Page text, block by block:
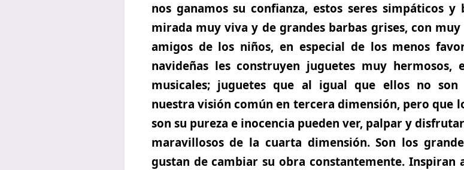
nos ganamos su confianza, estos seres simpáticos y
mirada muy viva y de grandes barbas grises, con
amigos de los niños, en especial de los menos
navideñas les construyen juguetes muy hermosos,
musicales; juguetes que al igual que ellos no son
nuestra visión común en tercera dimensión, pero que
son su pureza e inocencia pueden ver, palpar y
maravillosos de la cuarta dimensión. Son los
gustan de cambiar su obra constantemente. Inspiran